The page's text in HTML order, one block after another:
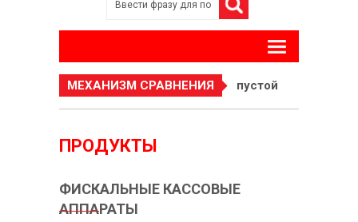
МЕХАНИЗМ СРАВНЕНИЯ пустой
ПРОДУКТЫ
ФИСКАЛЬНЫЕ КАССОВЫЕ
АППАРАТЫ